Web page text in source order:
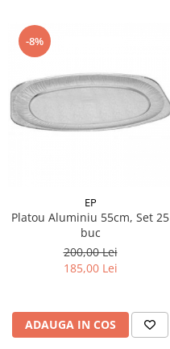
-8%
EP
Platou Aluminiu 55cm, Set 25
buc
200,00 Lei
185,00 Lei
ADAUGA IN COS